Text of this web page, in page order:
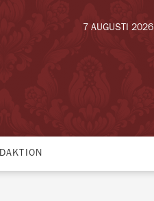
7 AUGUSTI 2026